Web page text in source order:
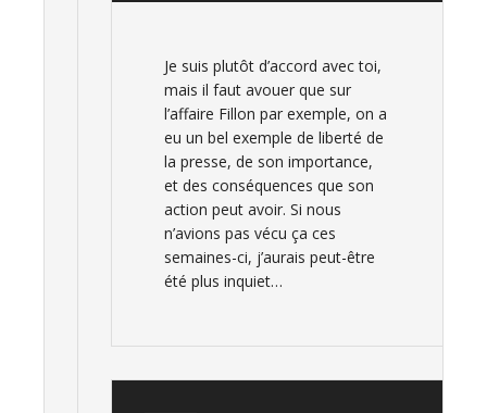
Je suis plutôt d’accord avec toi,
mais il faut avouer que sur
l’affaire Fillon par exemple, on a
eu un bel exemple de liberté de
la presse, de son importance,
et des conséquences que son
action peut avoir. Si nous
n’avions pas vécu ça ces
semaines-ci, j’aurais peut-être
été plus inquiet…